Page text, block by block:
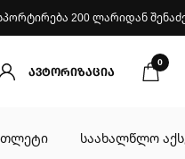
200 ლარიდან
ავტორიზაცია
0
საახალწლო